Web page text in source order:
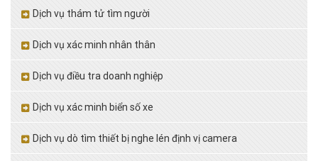
Dịch vụ thám tử tìm người
Dịch vụ xác minh nhân thân
Dịch vụ điều tra doanh nghiệp
Dịch vụ xác minh biển số xe
Dịch vụ dò tìm thiết bị nghe lén định vị camera